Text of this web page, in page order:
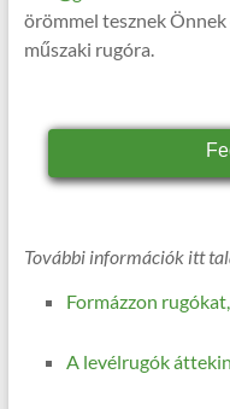
örömmel tesznek
műszaki rugóra.
További információk itt
Formázzon
A levélrugók